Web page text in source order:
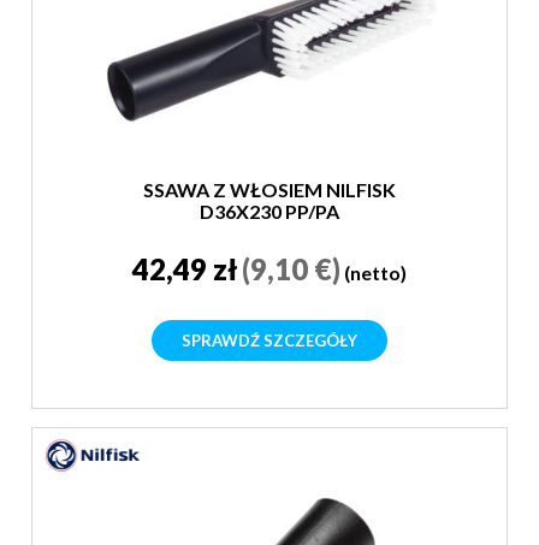
SSAWA Z WŁOSIEM NILFISK
D36X230 PP/PA
42,49 zł(9,10 €) (netto)
SPRAWDŹ SZCZEGÓŁY